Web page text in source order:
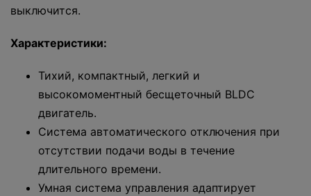
выключится.
Характеристики:
Тихий, компактный, легкий и
высокомоментный бесщеточный BLDC
двигатель.
Система автоматического отключения при
отсутствии подачи воды в течение
длительного времени.
Умная система управления адаптирует